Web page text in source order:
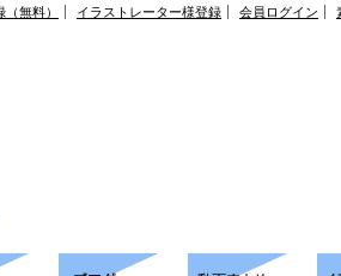
無料） イラストレーター様登録 会員ログイン